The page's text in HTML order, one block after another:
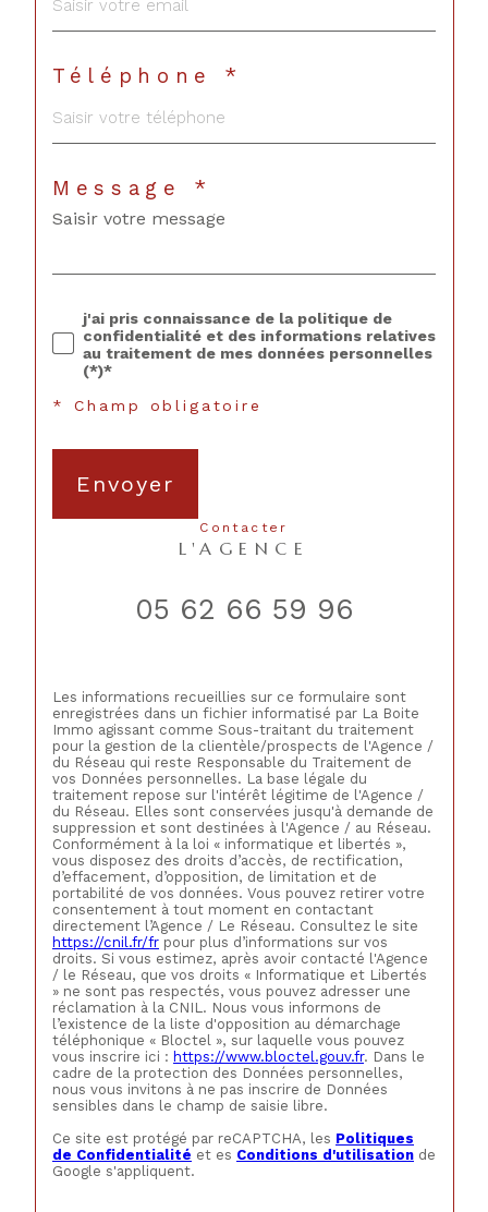
Téléphone *
Message *
j'ai pris connaissance de la politique de
confidentialité et des informations relatives
au traitement de mes données personnelles
(*)*
* Champ obligatoire
Envoyer
contacter
L'AGENCE
05 62 66 59 96
Les informations recueillies sur ce formulaire sont
enregistrées dans un fichier informatisé par La Boite
Immo agissant comme Sous-traitant du traitement
pour la gestion de la clientèle/prospects de l'Agence /
du Réseau qui reste Responsable du Traitement de
vos Données personnelles. La base légale du
traitement repose sur l'intérêt légitime de l'Agence /
du Réseau. Elles sont conservées jusqu'à demande de
suppression et sont destinées à l'Agence / au Réseau.
Conformément à la loi « informatique et libertés »,
vous disposez des droits d’accès, de rectification,
d’effacement, d’opposition, de limitation et de
portabilité de vos données. Vous pouvez retirer votre
consentement à tout moment en contactant
directement l’Agence / Le Réseau. Consultez le site
https://cnil.fr/fr pour plus d’informations sur vos
droits. Si vous estimez, après avoir contacté l'Agence
/ le Réseau, que vos droits « Informatique et Libertés
» ne sont pas respectés, vous pouvez adresser une
réclamation à la CNIL. Nous vous informons de
l’existence de la liste d'opposition au démarchage
téléphonique « Bloctel », sur laquelle vous pouvez
vous inscrire ici : https://www.bloctel.gouv.fr. Dans le
cadre de la protection des Données personnelles,
nous vous invitons à ne pas inscrire de Données
sensibles dans le champ de saisie libre.
Ce site est protégé par reCAPTCHA, les Politiques
de Confidentialité et es Conditions d'utilisation de
Google s'appliquent.